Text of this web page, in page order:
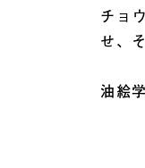
チョ
せ、
油絵